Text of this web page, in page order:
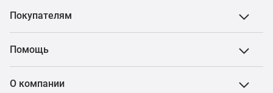
Покупателям
Помощь
О компании